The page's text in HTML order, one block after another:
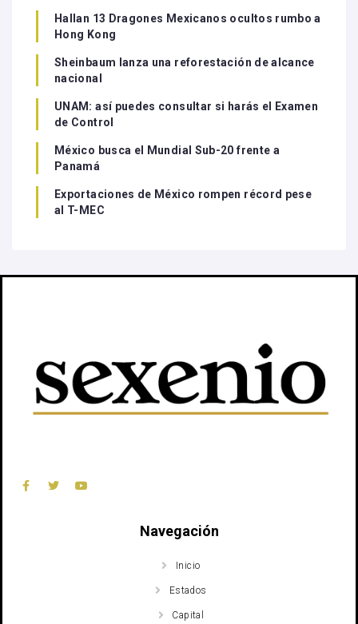
Hallan 13 Dragones Mexicanos ocultos rumbo a
Hong Kong
Sheinbaum lanza una reforestación de alcance
nacional
UNAM: así puedes consultar si harás el Examen
de Control
México busca el Mundial Sub-20 frente a
Panamá
Exportaciones de México rompen récord pese
al T-MEC
Navegación
Inicio
Estados
Capital